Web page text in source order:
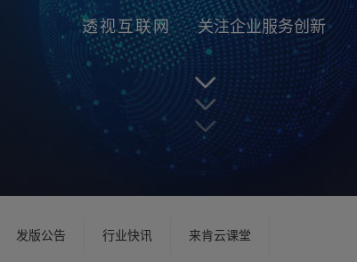
透视互联网 关注企业服务创新
发版公告 行业快讯 来肯云课堂